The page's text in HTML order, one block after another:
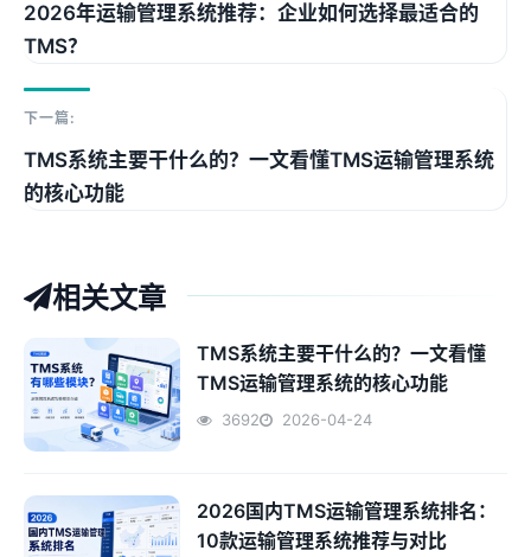
2026年运输管理系统推荐：企业如何选择最适合的
TMS？
下一篇:
TMS系统主要干什么的？一文看懂TMS运输管理系统
的核心功能
相关文章
TMS系统主要干什么的？一文看懂
TMS运输管理系统的核心功能
3692 2026-04-24
2026国内TMS运输管理系统排名：
10款运输管理系统推荐与对比